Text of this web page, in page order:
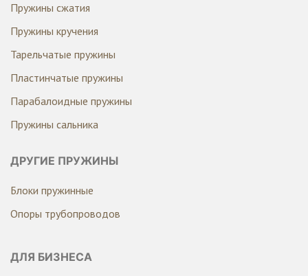
Пружины сжатия
Пружины кручения
Тарельчатые пружины
Пластинчатые пружины
Парабалоидные пружины
Пружины сальника
ДРУГИЕ ПРУЖИНЫ
Блоки пружинные
Опоры трубопроводов
ДЛЯ БИЗНЕСА